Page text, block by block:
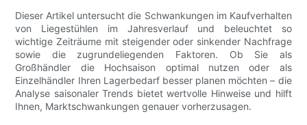
Dieser Artikel untersucht die Schwankungen im Kaufverhalten
von Liegestühlen im Jahresverlauf und beleuchtet so
wichtige Zeiträume mit steigender oder sinkender Nachfrage
sowie die zugrundeliegenden Faktoren. Ob Sie als
Großhändler die Hochsaison optimal nutzen oder als
Einzelhändler Ihren Lagerbedarf besser planen möchten – die
Analyse saisonaler Trends bietet wertvolle Hinweise und hilft
Ihnen, Marktschwankungen genauer vorherzusagen.